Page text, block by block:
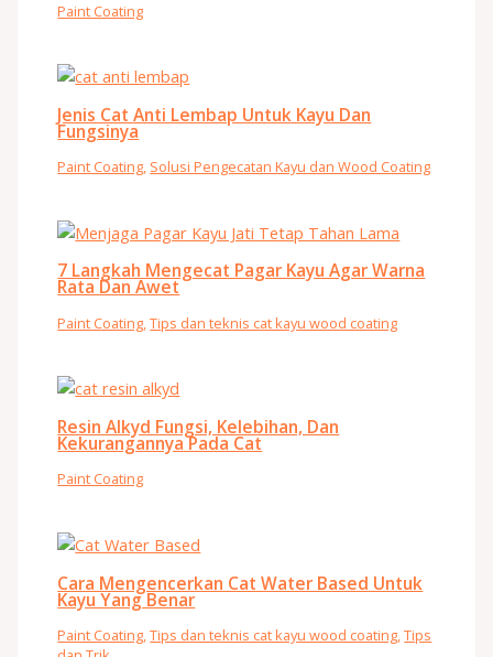
Paint Coating
Jenis Cat Anti Lembap Untuk Kayu Dan
Fungsinya
Paint Coating, Solusi Pengecatan Kayu dan Wood Coating
7 Langkah Mengecat Pagar Kayu Agar Warna
Rata Dan Awet
Paint Coating,Tips dan teknis cat kayu wood coating
Resin Alkyd Fungsi, Kelebihan, Dan
Kekurangannya Pada Cat
Paint Coating
Cara Mengencerkan Cat Water Based Untuk
Kayu Yang Benar
Paint Coating,Tips dan teknis cat kayu wood coating,Tips